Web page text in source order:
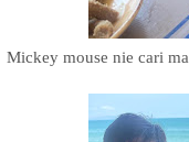
Mickey mouse nie cari